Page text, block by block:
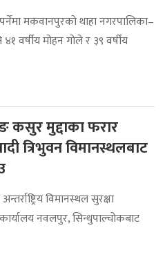
मकवानपुरको थाहा नगरपालिका–
वर्षीय मोहन गोले र ३९ वर्षीय
कसुर मुद्दाका फरार
त्रिभुवन विमानस्थलबाट
विमानस्थल सुरक्षा
नवलपुर, सिन्धुपाल्चोकबाट